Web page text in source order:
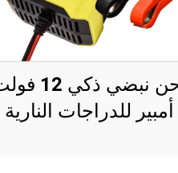
شاحن نبضي ذكي
6 أمبير للدراجات النارية